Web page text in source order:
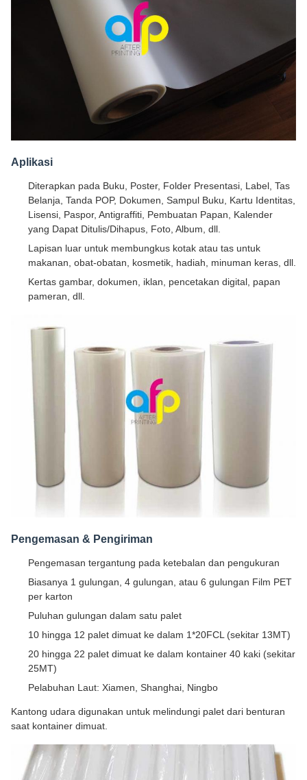
Aplikasi
Diterapkan pada Buku, Poster, Folder Presentasi, Label, Tas
Belanja, Tanda POP, Dokumen, Sampul Buku, Kartu Identitas,
Lisensi, Paspor, Antigraffiti, Pembuatan Papan, Kalender
yang Dapat Ditulis/Dihapus, Foto, Album, dll.
Lapisan luar untuk membungkus kotak atau tas untuk
makanan, obat-obatan, kosmetik, hadiah, minuman keras, dll.
Kertas gambar, dokumen, iklan, pencetakan digital, papan
pameran, dll.
Pengemasan & Pengiriman
Pengemasan tergantung pada ketebalan dan pengukuran
Biasanya 1 gulungan, 4 gulungan, atau 6 gulungan Film PET
per karton
Puluhan gulungan dalam satu palet
10 hingga 12 palet dimuat ke dalam 1*20FCL (sekitar 13MT)
20 hingga 22 palet dimuat ke dalam kontainer 40 kaki (sekitar
25MT)
Pelabuhan Laut: Xiamen, Shanghai, Ningbo
Kantong udara digunakan untuk melindungi palet dari benturan
saat kontainer dimuat.